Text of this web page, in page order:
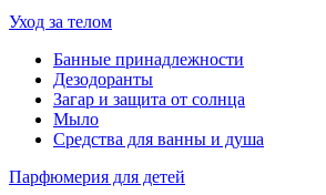
Уход за телом
Банные принадлежности
Дезодоранты
Загар и защита от солнца
Мыло
Средства для ванны и душа
Парфюмерия для детей